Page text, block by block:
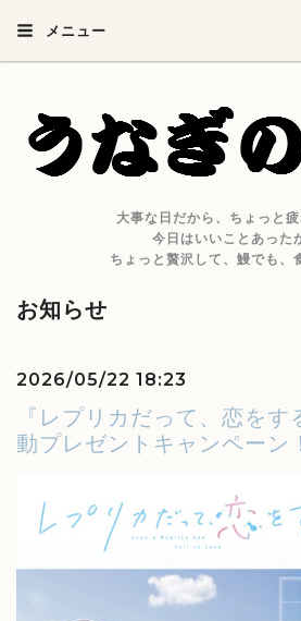
メニュー
大事な日だから、ちょっと疲
今日はいいことあった
ちょっと贅沢して、鰻でも、
お知らせ
2026/05/22 18:23
『レプリカだって、恋をす
動プレゼントキャンペーン！